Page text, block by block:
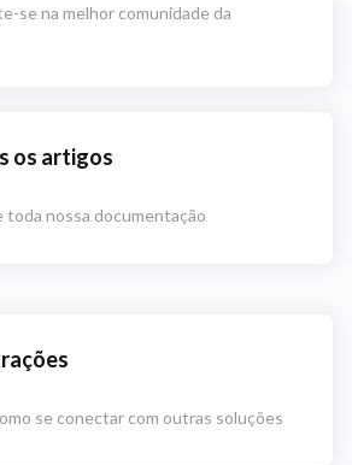
se na melhor comunidade da
os artigos
toda nossa documentação
se conectar com outras soluções